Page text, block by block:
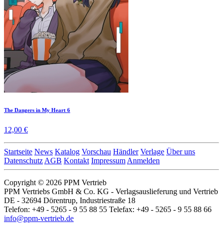
The Dangers in My Heart 6
12,00 €
Startseite News Katalog Vorschau Händler Verlage Über uns
Datenschutz AGB Kontakt Impressum Anmelden
Copyright © 2026 PPM Vertrieb
PPM Vertriebs GmbH & Co. KG - Verlagsauslieferung und Vertrieb
DE - 32694 Dörentrup, Industriestraße 18
Telefon: +49 - 5265 - 9 55 88 55 Telefax: +49 - 5265 - 9 55 88 66
info@ppm-vertrieb.de